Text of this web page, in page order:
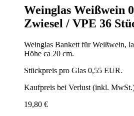
Menge
Weinglas Weißwein
Zwiesel / VPE 36
Weinglas Bankett für Weißwein,
Höhe ca 20 cm.
Stückpreis pro Glas 0,55 EUR.
Kaufpreis bei Verlust (inkl.
19,80 €